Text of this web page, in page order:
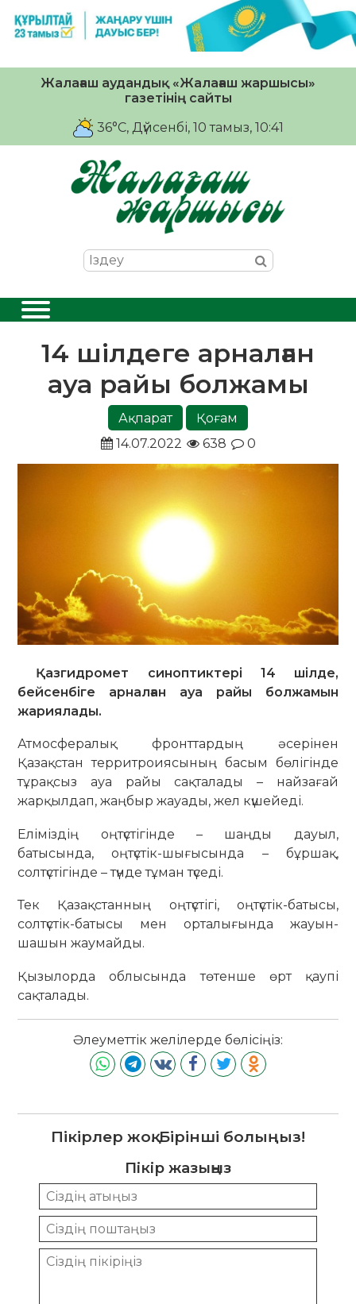
Жалағаш аудандық «Жалағаш жаршысы»
газетінің сайты
36°C, Дүйсенбі, 10 тамыз, 10:41
14 шілдеге арналған
ауа райы болжамы
Ақпарат
Қоғам
14.07.2022
638 0
Қазгидромет синоптиктері 14 шілде,
бейсенбіге арналған ауа райы болжамын
жариялады.
Атмосфералық фронттардың әсерінен
Қазақстан территроиясының басым бөлігінде
тұрақсыз ауа райы сақталады – найзағай
жарқылдап, жаңбыр жауады, жел күшейеді.
Еліміздің оңтүстігінде – шаңды дауыл,
батысында, оңтүстік-шығысында – бұршақ,
солтүстігінде – түнде тұман түседі.
Тек Қазақстанның оңтүстігі, оңтүстік-батысы,
солтүстік-батысы мен орталығында жауын-
шашын жаумайды.
Қызылорда облысында төтенше өрт қаупі
сақталады.
Әлеуметтік желілерде бөлісіңіз:
Пікірлер жоқ. Бірінші болыңыз!
Пікір жазыңыз